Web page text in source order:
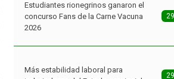
Más estabilidad laboral para